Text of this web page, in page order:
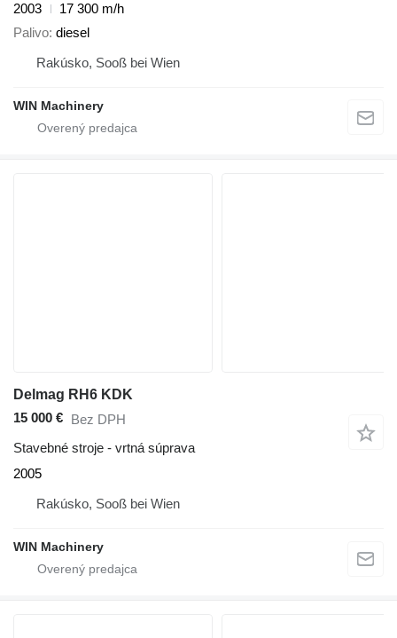
2003
17 300 m/h
Palivo diesel
Rakúsko, Sooß bei Wien
WIN Machinery
Delmag RH6 KDK
15 000 € Bez DPH
Stavebné stroje - vrtná súprava
2005
Rakúsko, Sooß bei Wien
WIN Machinery